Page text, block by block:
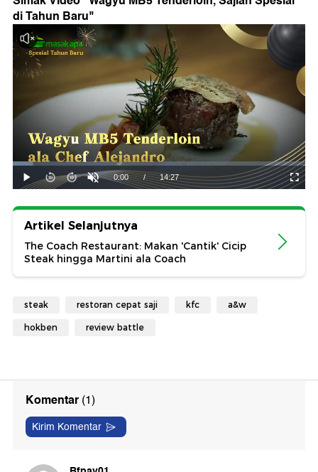
di Tahun Baru"
Artikel Selanjutnya
The Coach Restaurant: Makan 'Cantik' Cicip
Steak hingga Martini ala Coach
steak restoran cepat saji kfc a&w
hokben review battle